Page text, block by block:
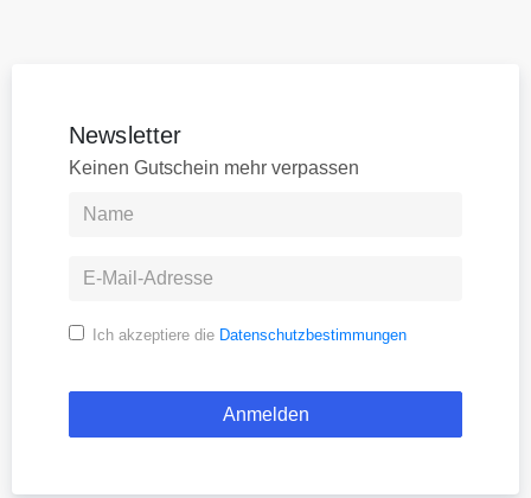
Newsletter
Keinen Gutschein mehr verpassen
Ich akzeptiere die Datenschutzbestimmungen